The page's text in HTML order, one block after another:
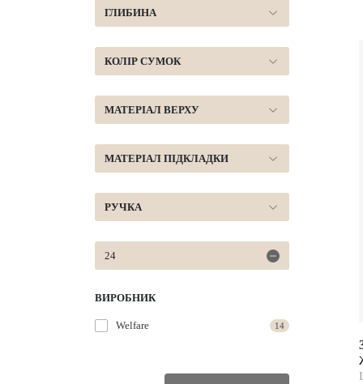
ГЛИБИНА
КОЛІР СУМОК
МАТЕРІАЛ ВЕРХУ
МАТЕРІАЛ ПІДКЛАДКИ
РУЧКА
24
ВИРОБНИК
Welfare 14